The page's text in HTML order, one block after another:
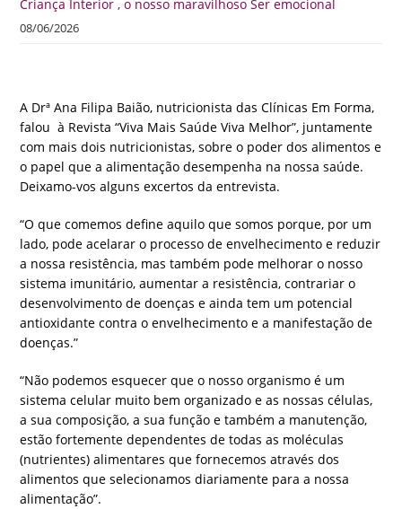
Criança Interior , o nosso maravilhoso Ser emocional
08/06/2026
A Drª Ana Filipa Baião, nutricionista das Clínicas Em Forma,
falou à Revista “Viva Mais Saúde Viva Melhor”, juntamente
com mais dois nutricionistas, sobre o poder dos alimentos e
o papel que a alimentação desempenha na nossa saúde.
Deixamo-vos alguns excertos da entrevista.
“O que comemos define aquilo que somos porque, por um
lado, pode acelarar o processo de envelhecimento e reduzir
a nossa resistência, mas também pode melhorar o nosso
sistema imunitário, aumentar a resistência, contrariar o
desenvolvimento de doenças e ainda tem um potencial
antioxidante contra o envelhecimento e a manifestação de
doenças.”
“Não podemos esquecer que o nosso organismo é um
sistema celular muito bem organizado e as nossas células,
a sua composição, a sua função e também a manutenção,
estão fortemente dependentes de todas as moléculas
(nutrientes) alimentares que fornecemos através dos
alimentos que selecionamos diariamente para a nossa
alimentação”.